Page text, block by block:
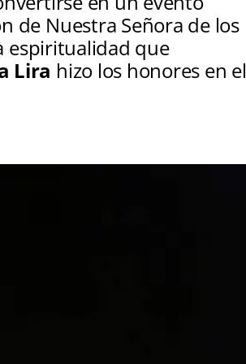
de Nuestra Señora de los
espiritualidad que
Lira hizo los honores en el